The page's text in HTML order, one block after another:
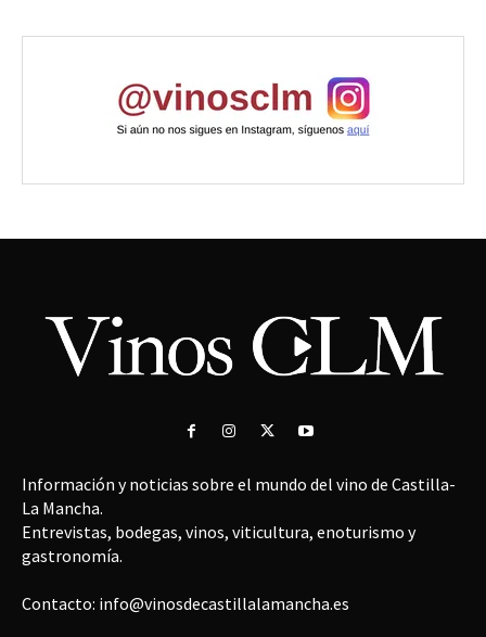
Información y noticias sobre el mundo del vino de Castilla-
La Mancha.
Entrevistas, bodegas, vinos, viticultura, enoturismo y
gastronomía.
Contacto: info@vinosdecastillalamancha.es